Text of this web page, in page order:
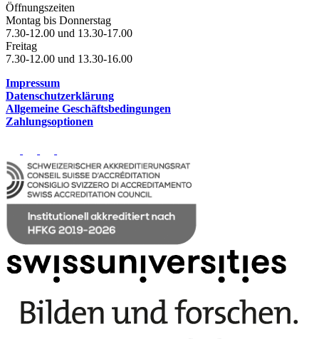
Öffnungszeiten
Montag bis Donnerstag
7.30-12.00 und 13.30-17.00
Freitag
7.30-12.00 und 13.30-16.00
Impressum
Datenschutzerklärung
Allgemeine Geschäftsbedingungen
Zahlungsoptionen